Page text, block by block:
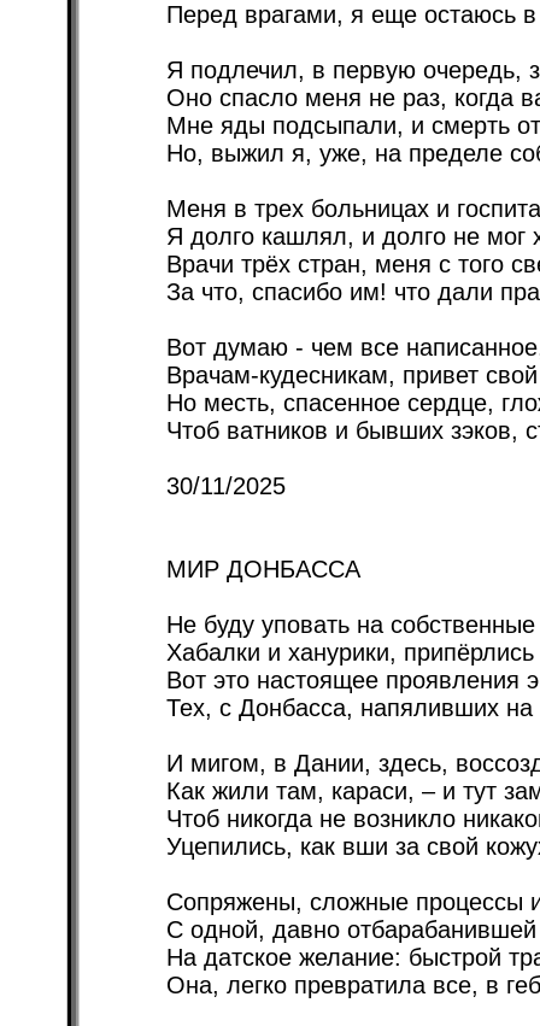
Перед врагами, я еще остаюсь в
Я подлечил, в первую очередь,
Оно спасло меня не раз, когда
Мне яды подсыпали, и смерть
Но, выжил я, уже, на пределе
Меня в трех больницах и
Я долго кашлял, и долго не мог
Врачи трёх стран, меня с того
За что, спасибо им! что дали
Вот думаю - чем все
Врачам-кудесникам, привет
Но месть, спасенное сердце,
Чтоб ватников и бывших зэков,
30/11/2025
МИР ДОНБАССА
Не буду уповать на
Хабалки и ханурики,
Вот это настоящее проявления
Тех, с Донбасса, напяливших на
И мигом, в Дании, здесь,
Как жили там, караси, – и тут
Чтоб никогда не возникло
Уцепились, как вши за свой
Сопряжены, сложные процессы
С одной, давно
На датское желание: быстрой
Она, легко превратила все, в